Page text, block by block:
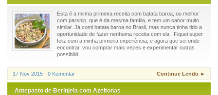
Esta é a minha primeira receita com batata baroa, ou melhor
com parsnip, que é da mesma família, e tem um sabor muito
similar. Já comi batata baroa no Brasil, mas nunca tinha tido a
oportunidade de fazer nenhuma receita com ela. Fiquei super
feliz com a minha primeira experiência, e agora que sei onde
encontrar, vou comprar mais vezes e experimentar outras
possibilid...
17 Nov 2015 - 0 Komentar Continue Lendo ►
Antepasto de Berinjela com Azeitonas